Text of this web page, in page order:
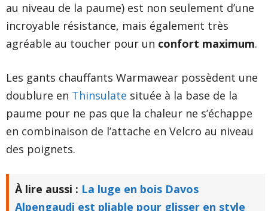
au niveau de la paume) est non seulement d’une
incroyable résistance, mais également très
agréable au toucher pour un confort maximum.
Les gants chauffants Warmawear possèdent une
doublure en Thinsulate située à la base de la
paume pour ne pas que la chaleur ne s’échappe
en combinaison de l’attache en Velcro au niveau
des poignets.
À lire aussi : La luge en bois Davos
Alpengaudi est pliable pour glisser en style